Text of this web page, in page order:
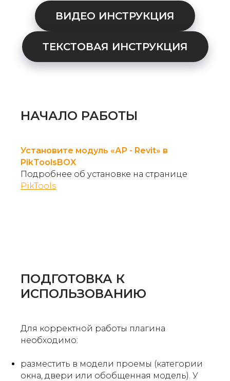
ВИДЕО ИНСТРУКЦИЯ
ТЕКСТОВАЯ ИНСТРУКЦИЯ
НАЧАЛО РАБОТЫ
Установите модуль «АР - Revit» в
PikToolsBOX
Подробнее об установке на странице
PikTools
ПОДГОТОВКА К
ИСПОЛЬЗОВАНИЮ
Для корректной работы плагина
необходимо:
разместить в модели проемы (категории
окна, двери или обобщенная модель). У